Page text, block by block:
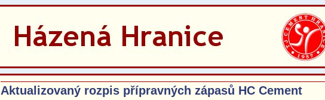
Aktualizovaný rozpis přípravných zápasů HC Cement